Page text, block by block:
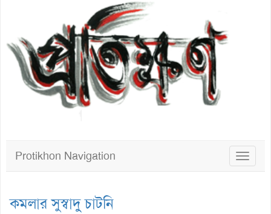
Toggle
Protikhon Navigation
কমলার সুস্বাদু চাটনি